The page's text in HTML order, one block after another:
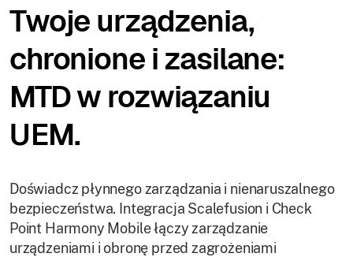
Twoje urządzenia,
chronione i zasilane:
MTD w rozwiązaniu
UEM.
Doświadcz płynnego zarządzania i nienaruszalnego
bezpieczeństwa. Integracja Scalefusion i Check
Point Harmony Mobile łączy zarządzanie
urządzeniami i obronę przed zagrożeniami